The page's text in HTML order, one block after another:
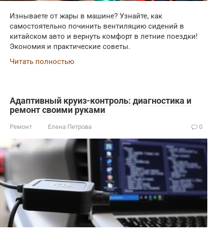
Изнываете от жары в машине? Узнайте, как
самостоятельно починить вентиляцию сидений в
китайском авто и вернуть комфорт в летние поездки!
Экономия и практические советы.
Читать полностью
Адаптивный круиз-контроль: диагностика и
ремонт своими руками
Ремонт Елена Петрова 0